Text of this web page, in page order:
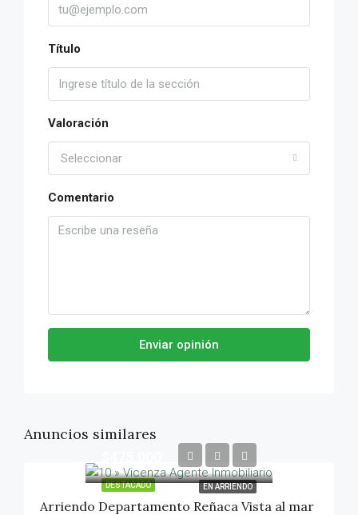
Título
Valoración
Seleccionar
Comentario
Enviar opinión
Anuncios similares
DESTACADO EN ARRIENDO
Arriendo Departamento Reñaca Vista al mar